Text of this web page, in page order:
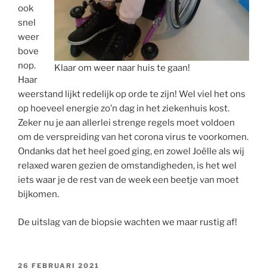
Klaar om weer naar huis te gaan!
ook
snel
weer
bove
nop.
Haar
weerstand lijkt redelijk op orde te zijn! Wel viel het ons
op hoeveel energie zo’n dag in het ziekenhuis kost.
Zeker nu je aan allerlei strenge regels moet voldoen
om de verspreiding van het corona virus te voorkomen.
Ondanks dat het heel goed ging, en zowel Joëlle als wij
relaxed waren gezien de omstandigheden, is het wel
iets waar je de rest van de week een beetje van moet
bijkomen.
De uitslag van de biopsie wachten we maar rustig af!
GEPLAATST
26 FEBRUARI 2021